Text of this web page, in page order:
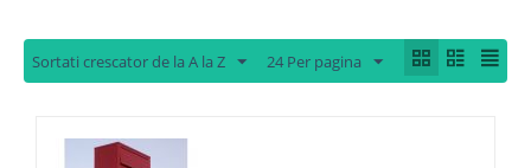
Sortati crescator de la A la Z 24 Per pagina